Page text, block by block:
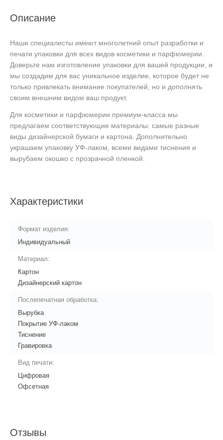
Описание
Наши специалисты имеют многолетний опыт разработки и
печати упаковки для всех видов косметики и парфюмерии.
Доверьте нам изготовление упаковки для вашей продукции, и
мы создадим для вас уникальное изделие, которое будет не
только привлекать внимание покупателей, но и дополнять
своим внешним видом ваш продукт.
Для косметики и парфюмерии премиум-класса мы
предлагаем соответствующие материалы: самые разные
виды дизайнерской бумаги и картона. Дополнительно
украшаем упаковку УФ-лаком, всеми видами тиснения и
вырубаем окошко с прозрачной пленкой.
Характеристики
Формат изделия:
Индивидуальный
Материал:
Картон
Дизайнерский картон
Послепечатная обработка:
Вырубка
Покрытие УФ-лаком
Тиснение
Гравировка
Вид печати:
Цифровая
Офсетная
Отзывы